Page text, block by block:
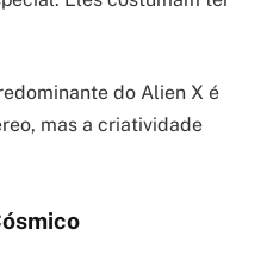
do Alien X é
mas a criatividade